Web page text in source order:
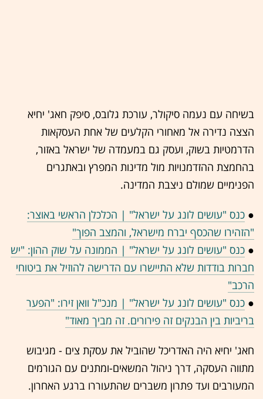
בשיחה עם נעמה סיקולר, עורכת גלובס, סיפק חאג' יחיא
הצצה נדירה אל מאחורי הקלעים של אחת העסקאות
הדרמטיות בשוק, ועסק גם במעמדה של ישראל באזור,
בהחמצת ההזדמנויות מול מדינות המפרץ ובאתגרים
הפנימיים שמולם ניצבת המדינה.
● כנס "עושים לונג על ישראל" | הכלכלן הראשי באוצר:
"הזהירו שהכסף יברח מישראל, והמצב הפוך"
● כנס "עושים לונג על ישראל" | הממונה על שוק ההון: "יש
חברות בודדות שלא התיישרו עם הדרישה להוזיל את ביטוחי
הרכב"
● כנס "עושים לונג על ישראל" | מנכ"ל וואן זירו: "הפער
בריביות בין הבנקים זה פירורים. זה מביך מאוד"
חאג' יחיא היה האדריכל שהוביל את עסקת צים - מגיבוש
מתווה העסקה, דרך ניהול המשאים-ומתנים עם הגורמים
המעורבים ועד פתרון משברים שהתעוררו ברגע האחרון.